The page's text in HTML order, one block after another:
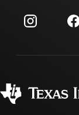
Relaciones
Fabricación
Centro de
Preguntas
Preguntas